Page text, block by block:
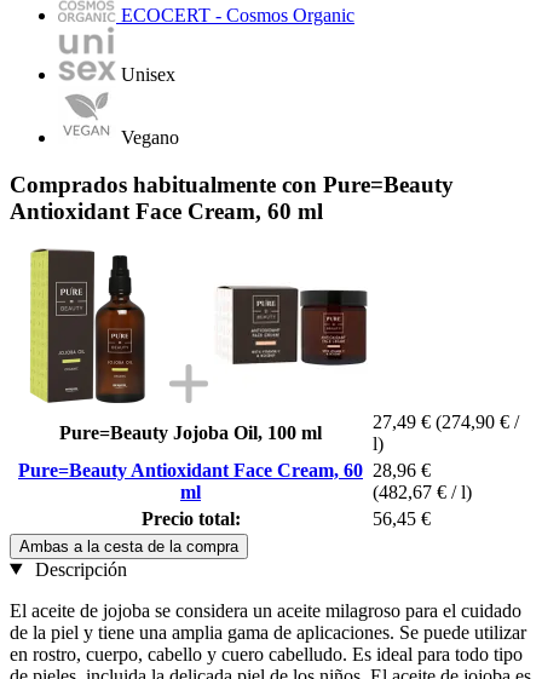
ECOCERT - Cosmos Organic
Unisex
Vegano
Comprados habitualmente con Pure=Beauty
Antioxidant Face Cream, 60 ml
Pure=Beauty Jojoba Oil, 100 ml
27,49 € (274,90 € /
l)
Pure=Beauty Antioxidant Face Cream, 60
ml
28,96 €
(482,67 € / l)
Precio total:
56,45 €
Ambas a la cesta de la compra
Descripción
El aceite de jojoba se considera un aceite milagroso para el cuidado
de la piel y tiene una amplia gama de aplicaciones. Se puede utilizar
en rostro, cuerpo, cabello y cuero cabelludo. Es ideal para todo tipo